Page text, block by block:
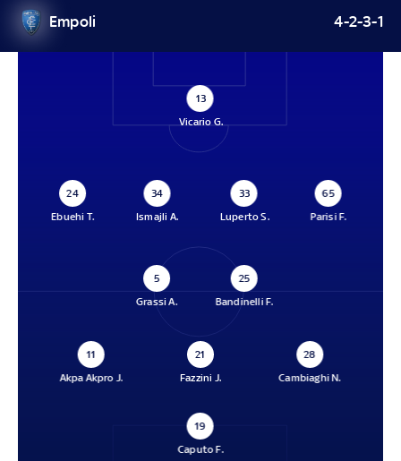
Empoli 4-2-3-1
13
Vicario G.
24
Ebuehi T.
34
Ismajli A.
33
Luperto S.
65
Parisi F.
5
Grassi A.
25
Bandinelli F.
11
Akpa Akpro J.
21
Fazzini J.
28
Cambiaghi N.
19
Caputo F.